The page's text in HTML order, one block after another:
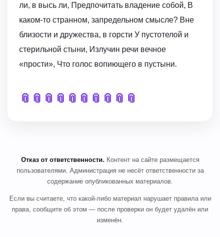
ли, в высь ли, Предпочитать владение собой, В
каком-то странном, запредельном смысле? Вне
близости и дружества, в горсти У пустотелой и
стерильной стыни, Излучин речи вечное
«прости», Что голос вопиющего в пустыни.
📎 📎 📎 📎 📎 📎 📎 📎 📎 📎
Отказ от ответственности. Контент на сайте размещается
пользователями. Администрация не несёт ответственности за
содержание опубликованных материалов.
Если вы считаете, что какой-либо материал нарушает правила или
права, сообщите об этом — после проверки он будет удалён или
изменён.